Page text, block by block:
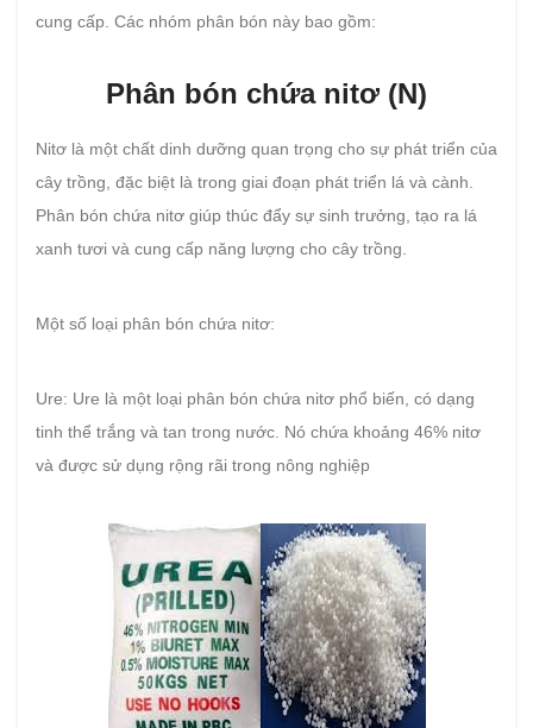
cung cấp. Các nhóm phân bón này bao gồm:
Phân bón chứa nitơ (N)
Nitơ là một chất dinh dưỡng quan trọng cho sự phát triển của
cây trồng, đặc biệt là trong giai đoạn phát triển lá và cành.
Phân bón chứa nitơ giúp thúc đẩy sự sinh trưởng, tạo ra lá
xanh tươi và cung cấp năng lượng cho cây trồng.
Một số loại phân bón chứa nitơ:
Ure: Ure là một loại phân bón chứa nitơ phổ biến, có dạng
tinh thể trắng và tan trong nước. Nó chứa khoảng 46% nitơ
và được sử dụng rộng rãi trong nông nghiệp